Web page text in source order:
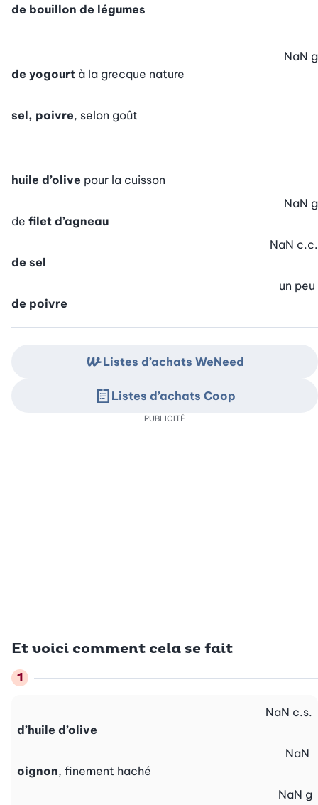
de bouillon de légumes
de yogourt à la grecque nature
NaN g
sel, poivre, selon goût
huile d’olive pour la cuisson
de filet d’agneau
NaN g
de sel
NaN c.c.
de poivre
un peu
Et voici comment cela se fait
d’huile d’olive
NaN c.s.
oignon, finement haché
NaN
NaN g
Listes d’achats WeNeed
Listes d’achats Coop
PUBLICITÉ